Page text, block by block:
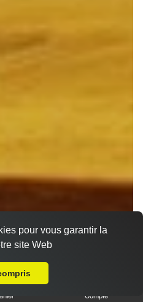
Compte
pour vous garantir la
site Web